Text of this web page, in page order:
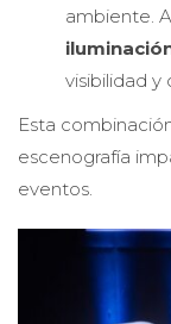
ambiente.
visibilidad y
Esta
escenografía
eventos.